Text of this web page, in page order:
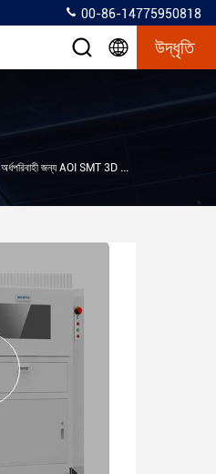
00-86-14775950818
উদ্ধৃতি
অর্ধপরিবাহী জন্য AOI SMT 3D পরিদর্শন সরঞ্জাম সিস্টেম